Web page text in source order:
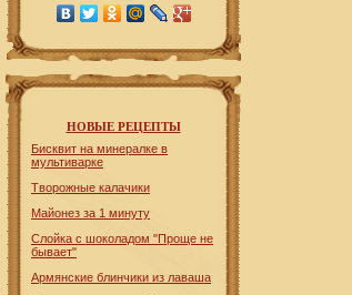
НОВЫЕ РЕЦЕПТЫ
Бисквит на минералке в
мультиварке
Творожные калачики
Майонез за 1 минуту
Слойка с шоколадом "Проще не
бывает"
Армянские блинчики из лаваша